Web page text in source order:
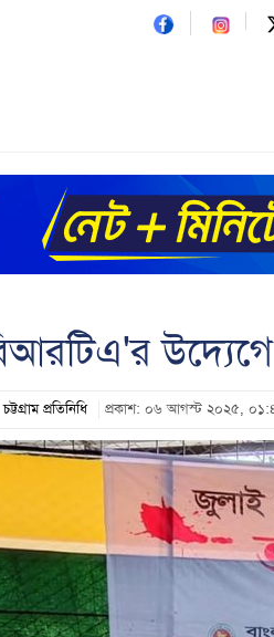
চট্টগ্রাম প্রতিনিধি প্রকাশ: ০৬ আগস্ট ২০২৫,